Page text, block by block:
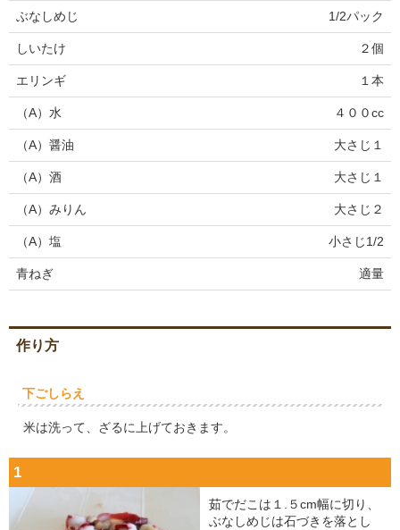
ぶなしめじ 1/2パック
しいたけ ２個
エリンギ １本
（A）水 ４００cc
（A）醤油 大さじ１
（A）酒 大さじ１
（A）みりん 大さじ２
（A）塩 小さじ1/2
青ねぎ 適量
作り方
下ごしらえ
米は洗って、ざるに上げておきます。
1
茹でだこは１.５cm幅に切り、
ぶなしめじは石づきを落とし